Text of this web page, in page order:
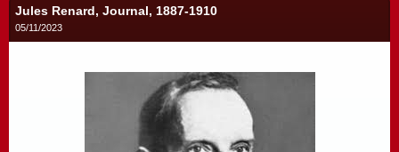
Jules Renard, Journal, 1887-1910
05/11/2023